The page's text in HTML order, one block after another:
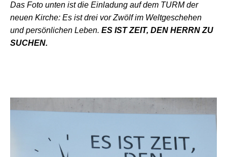
Das Foto unten ist die Einladung auf dem TURM der
neuen Kirche: Es ist drei vor Zwölf im Weltgeschehen
und persönlichen Leben. ES IST ZEIT, DEN HERRN ZU
SUCHEN.